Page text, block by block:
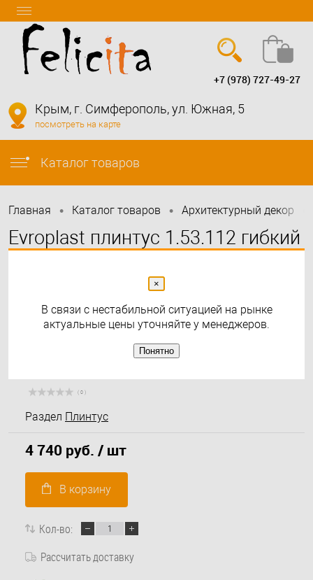
info@felicita-crimea.ru
+7 (978) 727-49-27
Крым, г. Симферополь, ул. Южная, 5
посмотреть на карте
Каталог товаров
Главная • Каталог товаров • Архитектурный декор
Evroplast плинтус 1.53.112 гибкий
( 0 )
Раздел Плинтус
4 740 руб. / шт
В корзину
Кол-во:
Рассчитать доставку
×
В связи с нестабильной ситуацией на рынке
актуальные цены уточняйте у менеджеров.
Понятно